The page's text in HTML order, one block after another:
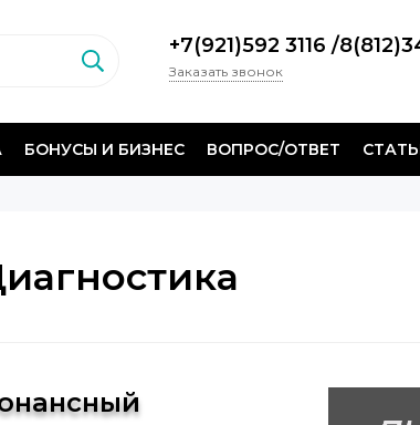
+7(921)592 3116 /
Заказать звонок
БОНУСЫ И БИЗНЕС ВОПРОС/ОТВЕТ